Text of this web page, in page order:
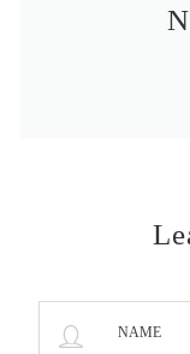
NAME